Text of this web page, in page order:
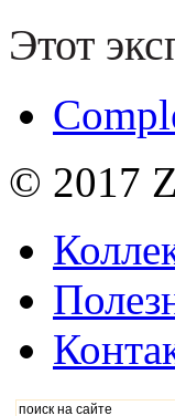
Этот
© 2017